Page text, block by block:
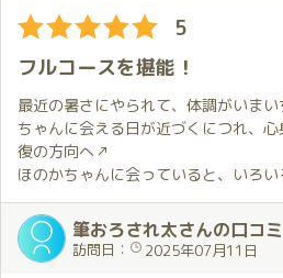
この日は穂香さんに全てお任せ。
私から要望をお伝えしないときには穂
てくれます。
穂香さんの対応は技術的に優れている
ちに合っていることが本当に素晴ら
そのような状況で一緒に過ごす時間
じで楽しそうにしてくれるので最初の
に。
誕生月限定での内容も昨年以上に楽
です。
前回お会いした次の日曜から穂香さ
5
フルコースを堪能！
最近の暑さにやられて、体調がいま
ちゃんに会える日が近づくにつれ、
復の方向へ↗️
ほのかちゃんに会っていると、いろ
う今日このごろです。
というわけで、１ヶ月ぶりの出会い💕
今回はほのかちゃんの誕生月というこ
筆おろされ太さんの口コミ
訪問日： 2025年07月11日